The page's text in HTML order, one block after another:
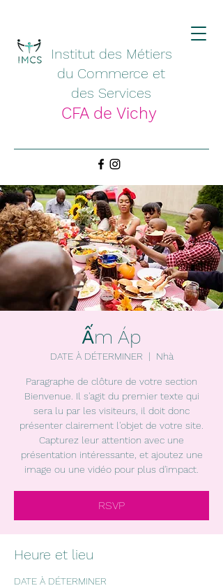
Institut des Métiers
du Commerce et
des Services
CFA de Vichy
Ấm Áp
DATE À DÉTERMINER
  |
Nhà
Paragraphe de clôture de votre section
Bienvenue. Il s'agit du premier texte qui
sera lu par les visiteurs, il doit donc
présenter clairement l'objet de votre site.
Capturez leur attention avec une
présentation intéressante, et ajoutez une
image ou une vidéo pour plus d'impact.
RSVP
Heure et lieu
DATE À DÉTERMINER